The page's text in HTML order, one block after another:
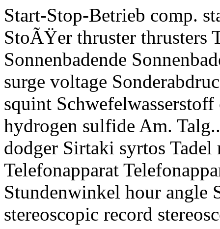
Start-Stop-Betrieb comp.
StoÃŸer thruster thrusters
Sonnenbadende
surge voltage
squint
hydrogen sulfide Am.
dodger Sirtaki syrtos Tadel
Telefonapparat
Stundenwinkel hour angle
stereoscopic record